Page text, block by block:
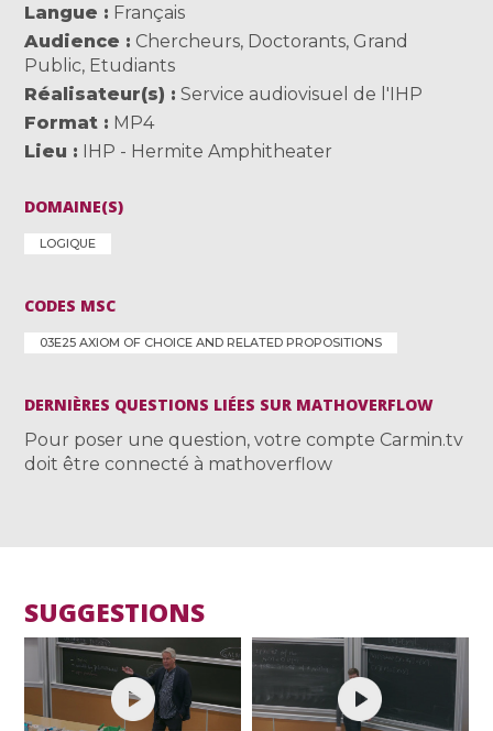
Langue
Français
Audience
Chercheurs, Doctorants, Grand
Public, Etudiants
Réalisateur(s)
Service audiovisuel de l'IHP
Format
MP4
Lieu
IHP - Hermite Amphitheater
DOMAINE(S)
LOGIQUE
CODES MSC
03E25 AXIOM OF CHOICE AND RELATED PROPOSITIONS
DERNIÈRES QUESTIONS LIÉES SUR MATHOVERFLOW
Pour poser une question, votre compte Carmin.tv
doit être connecté à mathoverflow
SUGGESTIONS